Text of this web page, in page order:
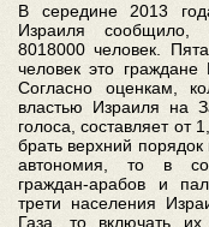
В середине 2013
Израиля сообщило,
8018000 человек.
человек это
Согласно оценкам,
властью Израиля на
голоса, составляет от
брать верхний
автономия, то в
граждан-арабов и
трети населения
Газа, то включать